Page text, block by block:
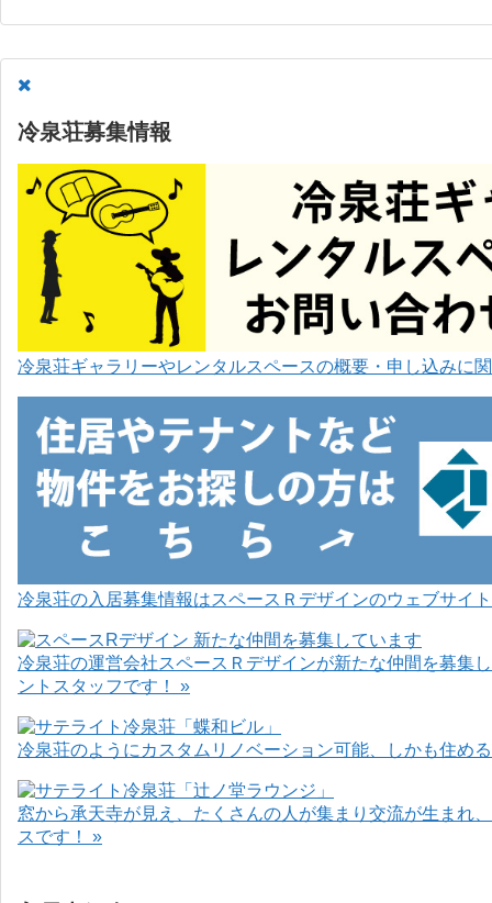
冷泉荘募集情報
冷泉荘ギャラリーやレンタルスペースの概要・申し込みに
冷泉荘の入居募集情報はスペースＲデザインのウェブサイ
冷泉荘の運営会社スペースＲデザインが新たな仲間を募集
ントスタッフです！ »
冷泉荘のようにカスタムリノベーション可能、しかも住め
窓から承天寺が見え、たくさんの人が集まり交流が生まれ
スです！ »